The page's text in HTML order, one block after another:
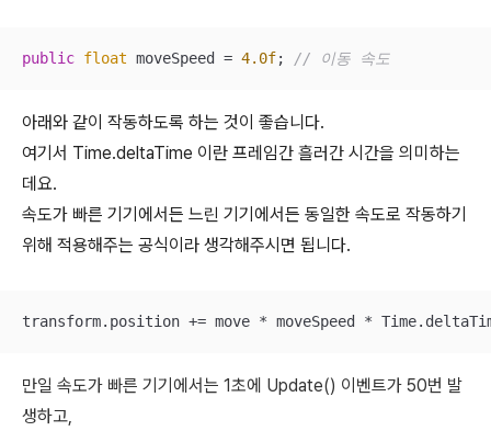
public float moveSpeed = 4.0f; // 이동 속도
아래와 같이 작동하도록 하는 것이 좋습니다.
여기서 Time.deltaTime 이란 프레임간 흘러간 시간을 의미하는
데요.
속도가 빠른 기기에서든 느린 기기에서든 동일한 속도로 작동하기
위해 적용해주는 공식이라 생각해주시면 됩니다.
transform.position += move * moveSpeed *
만일 속도가 빠른 기기에서는 1초에 Update() 이벤트가 50번 발
생하고,